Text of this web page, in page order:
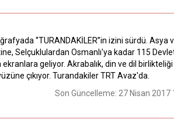
‘’TURANDAKİLER’’in izini sürdü. Asya
Selçuklulardan Osmanlı'ya kadar 115
geliyor. Akrabalık, din ve dil birlikteliği
çıkıyor. Turandakiler TRT Avaz'da.
Son Güncelleme: 27 Nisan 2017